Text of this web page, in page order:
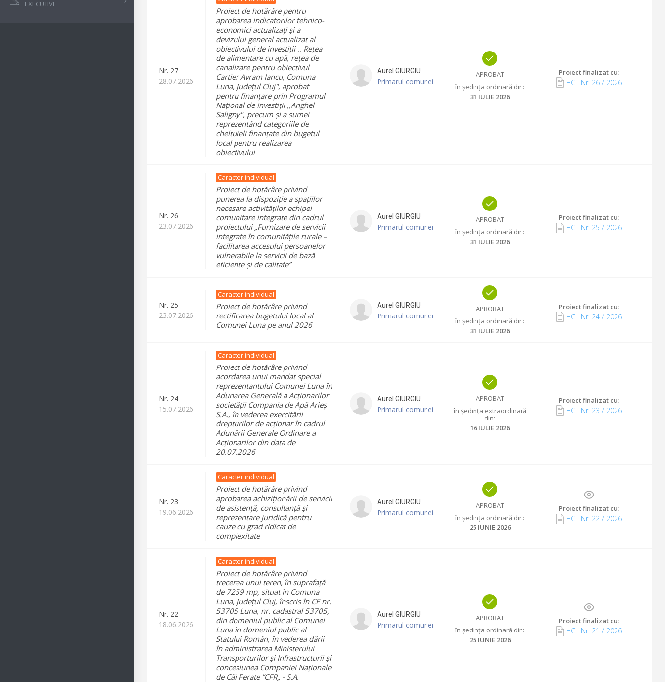
EXECUTIVE
Nr. 27
28.07.2026
Proiect de hotărâre pentru
aprobarea indicatorilor tehnico-
economici actualizați și a
devizului general actualizat al
obiectivului de investiții ,, Rețea
de alimentare cu apă, rețea de
canalizare pentru obiectivul
Cartier Avram Iancu, Comuna
Luna, Județul Cluj", aprobat
pentru finanțare prin Programul
Național de Investiții ,,Anghel
Saligny", precum și a sumei
reprezentând categoriile de
cheltuieli finanțate din bugetul
local pentru realizarea
obiectivului
Aurel GIURGIU
Primarul comunei
APROBAT
în ședința ordinară din:
31 IULIE 2026
Proiect finalizat cu:
HCL Nr. 26/ 2026
Nr. 26
23.07.2026
Caracter individual
Proiect de hotărâre privind
punerea la dispoziție a spațiilor
necesare activităților echipei
comunitare integrate din cadrul
proiectului „Furnizare de servicii
integrate în comunitățile rurale –
facilitarea accesului persoanelor
vulnerabile la servicii de bază
eficiente și de calitate”
Aurel GIURGIU
Primarul comunei
APROBAT
în ședința ordinară din:
31 IULIE 2026
Proiect finalizat cu:
HCL Nr. 25 / 2026
Nr. 25
23.07.2026
Caracter individual
Proiect de hotărâre privind
rectificarea bugetului local al
Comunei Luna pe anul 2026
Aurel GIURGIU
Primarul comunei
APROBAT
în ședința ordinară din:
31 IULIE 2026
Proiect finalizat cu:
HCL Nr. 24/ 2026
Nr. 24
15.07.2026
Caracter individual
Proiect de hotărâre privind
acordarea unui mandat special
reprezentantului Comunei Luna în
Adunarea Generală a Acționarilor
societății Compania de Apă Arieș
S.A., în vederea exercitării
drepturilor de acționar în cadrul
Adunării Generale Ordinare a
Acționarilor din data de
20.07.2026
Aurel GIURGIU
Primarul comunei
APROBAT
în ședința extraordinară
din:
16 IULIE 2026
Proiect finalizat cu:
HCL Nr. 23 / 2026
Nr. 23
19.06.2026
Caracter individual
Proiect de hotărâre privind
aprobarea achiziționării de servicii
de asistență, consultanță și
reprezentare juridică pentru
cauze cu grad ridicat de
complexitate
Aurel GIURGIU
Primarul comunei
APROBAT
în ședința ordinară din:
25 IUNIE 2026
Proiect finalizat cu:
HCL Nr. 22/ 2026
Nr. 22
18.06.2026
Caracter individual
Proiect de hotărâre privind
trecerea unui teren, în suprafață
de 7259 mp, situat în Comuna
Luna, Județul Cluj, înscris în CF nr.
53705 Luna, nr. cadastral 53705,
din domeniul public al Comunei
Luna în domeniul public al
Statului Român, în vederea dării
în administrarea Ministerului
Transporturilor și Infrastructurii și
concesiunea Companiei Naționale
de Căi Ferate ”CFR„ - S.A.
Aurel GIURGIU
Primarul comunei
APROBAT
în ședința ordinară din:
25 IUNIE 2026
Proiect finalizat cu:
HCL Nr. 21 / 2026